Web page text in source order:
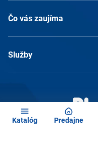
Katalóg Predajne
Čo vás zaujíma
Služby